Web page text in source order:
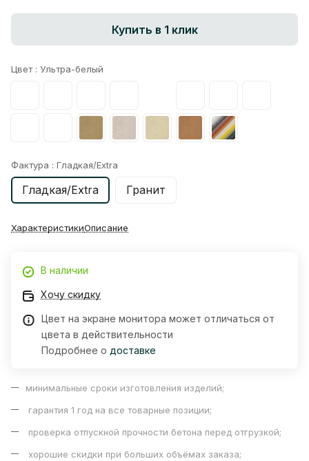
Купить в 1 клик
Цвет : Ультра-белый
Фактура : Гладкая/Extra
Гладкая/Extra Гранит
ХарактеристикиОписание
В наличии
Хочу скидку
Цвет на экране монитора может отличаться от
цвета в действительности
Подробнее о доставке
минимальные сроки изготовления изделий;
гарантия 1 год на все товарные позиции;
проверка отпускной прочности бетона перед отгрузкой;
хорошие скидки при больших объёмах заказа;